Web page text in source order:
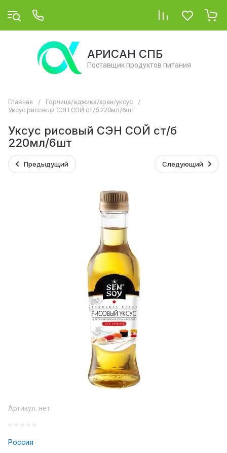
АРИСАН СПБ
Поставщик продуктов питания
Главная / Горчица/аджика/хрен/уксус
/
Уксус рисовый СЭН СОЙ ст/б 220мл/6шт
Уксус рисовый СЭН СОЙ ст/б
220мл/6шт
Предыдущий Следующий
Артикул: нет
Россия